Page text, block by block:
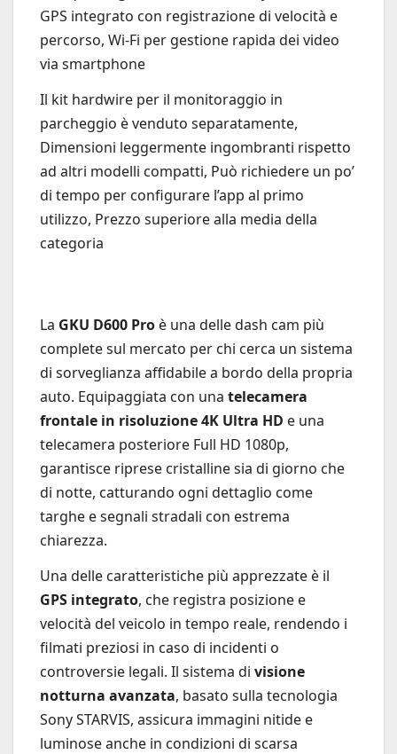
GPS integrato con registrazione di velocità e
percorso, Wi-Fi per gestione rapida dei video
via smartphone
Il kit hardwire per il monitoraggio in
parcheggio è venduto separatamente,
Dimensioni leggermente ingombranti rispetto
ad altri modelli compatti, Può richiedere un po’
di tempo per configurare l’app al primo
utilizzo, Prezzo superiore alla media della
categoria
La GKU D600 Pro è una delle dash cam più
complete sul mercato per chi cerca un sistema
di sorveglianza affidabile a bordo della propria
auto. Equipaggiata con una telecamera
frontale in risoluzione 4K Ultra HD e una
telecamera posteriore Full HD 1080p,
garantisce riprese cristalline sia di giorno che
di notte, catturando ogni dettaglio come
targhe e segnali stradali con estrema
chiarezza.
Una delle caratteristiche più apprezzate è il
GPS integrato, che registra posizione e
velocità del veicolo in tempo reale, rendendo i
filmati preziosi in caso di incidenti o
controversie legali. Il sistema di visione
notturna avanzata, basato sulla tecnologia
Sony STARVIS, assicura immagini nitide e
luminose anche in condizioni di scarsa